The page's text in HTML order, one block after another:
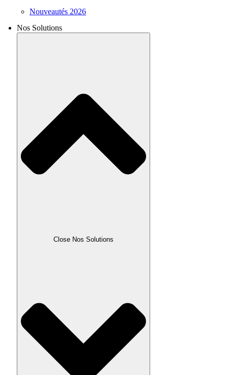
Nouveautés 2026
Nos Solutions
Close Nos Solutions